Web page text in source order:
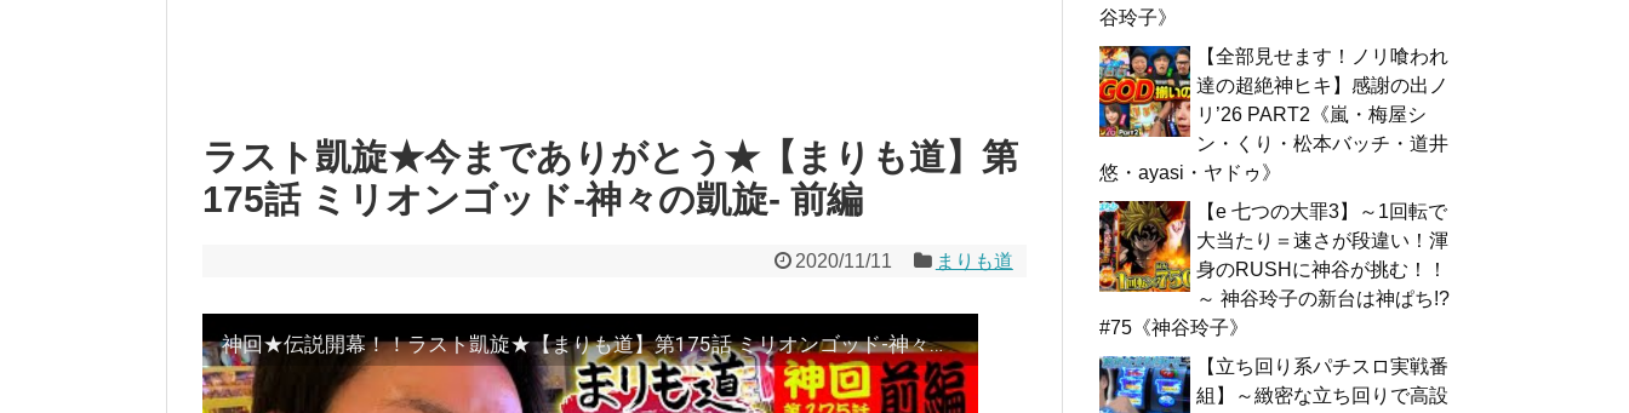
ラスト凱旋★今までありがとう★【まりも道】第
175話 ミリオンゴッド-神々の凱旋- 前編
2020/11/11 まりも道
神回★伝説開幕！！ラスト凱旋★【まりも道】第175話 ミリオンゴッド-神々の凱旋- 前編
谷玲子》
【全部見せます！ノリ喰われ
達の超絶神ヒキ】感謝の出ノ
リ’26 PART2《嵐・梅屋シ
ン・くり・松本バッチ・道井
悠・ayasi・ヤドゥ》
【e 七つの大罪3】～1回転で
大当たり＝速さが段違い！渾
身のRUSHに神谷が挑む！！
～ 神谷玲子の新台は神ぱち!?
#75《神谷玲子》
【立ち回り系パチスロ実戦番
組】～緻密な立ち回りで高設